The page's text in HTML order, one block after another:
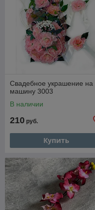
Свадебное украшение на
машину 3003
В наличии
210 руб.
Купить